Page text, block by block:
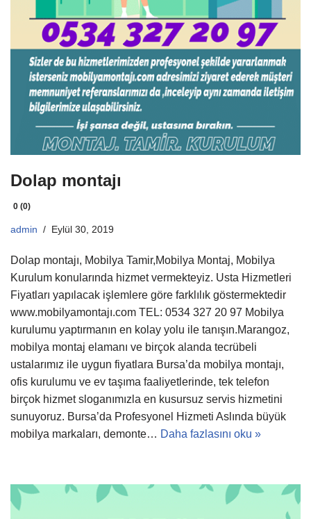
Dolap montajı
0 (0)
admin Eylül 30, 2019
Dolap montajı, Mobilya Tamir,Mobilya Montaj, Mobilya
Kurulum konularında hizmet vermekteyiz. Usta Hizmetleri
Fiyatları yapılacak işlemlere göre farklılık göstermektedir
www.mobilyamontajı.com TEL: 0534 327 20 97 Mobilya
kurulumu yaptırmanın en kolay yolu ile tanışın.Marangoz,
mobilya montaj elamanı ve birçok alanda tecrübeli
ustalarımız ile uygun fiyatlara Bursa’da mobilya montajı,
ofis kurulumu ve ev taşıma faaliyetlerinde, tek telefon
birçok hizmet sloganımızla en kusursuz servis hizmetini
sunuyoruz. Bursa’da Profesyonel Hizmeti Aslında büyük
mobilya markaları, demonte… Daha fazlasını oku »